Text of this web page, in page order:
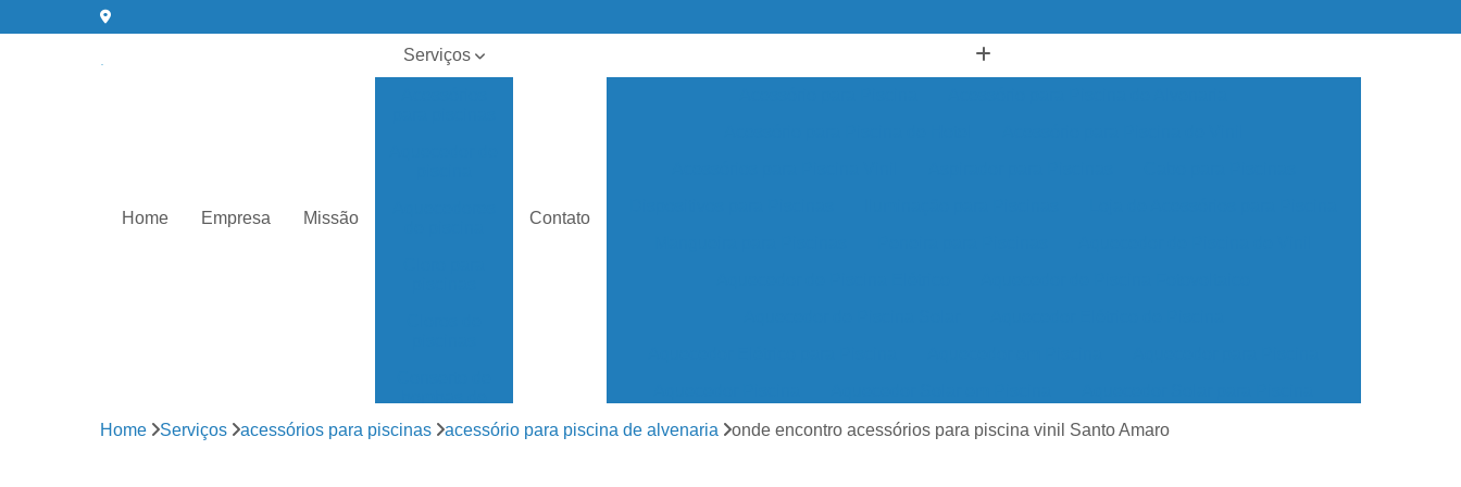
Home Empresa Missão
Serviços
Contato
Aquecedor Solar Piscina
Aquecedor de água para Piscina
Aquecedor de água Piscina
Home Serviços acessórios para piscinas acessório para piscina de alvenaria onde encontro acessórios para piscina vinil Santo Amaro